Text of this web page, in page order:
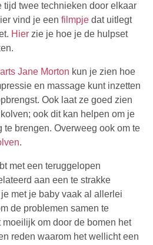
twee technieken door elkaar
vind je een filmpje dat uitlegt
Hier zie je hoe je de hulpset
Jane Morton kun je zien hoe
en massage kunt inzetten
Ook laat ze goed zien
ook dit kan helpen om je
te brengen. Overweeg ook om te
.
met een teruggelopen
aan een te strakke
met je baby vaak al allerlei
de problemen samen te
om door de bomen het
reden waarom het wellicht een